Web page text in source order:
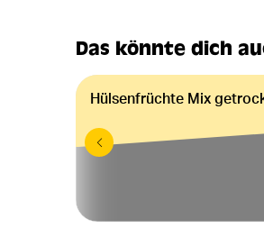
Das könnte dich
Hülsenfrüchte Mix